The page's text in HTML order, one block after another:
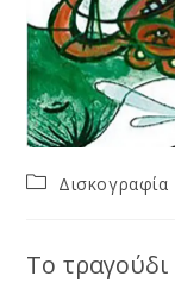
PostΔισκογραφία
Το τραγούδι